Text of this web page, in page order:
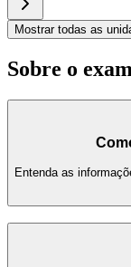
Mostrar todas as
Sobre o
Entenda as